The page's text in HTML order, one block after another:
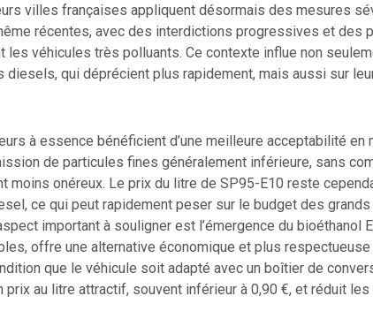
villes françaises appliquent désormais des mesures
récentes, avec des interdictions progressives et des
les véhicules très polluants. Ce contexte influe non
diesels, qui déprécient plus rapidement, mais aussi sur
à essence bénéficient d’une meilleure acceptabilité en
de particules fines généralement inférieure, sans
moins onéreux. Le prix du litre de SP95-E10 reste
ce qui peut rapidement peser sur le budget des grands
important à souligner est l’émergence du bioéthanol
offre une alternative économique et plus respectueuse
que le véhicule soit adapté avec un boîtier de
prix au litre attractif, souvent inférieur à 0,90 €, et réduit